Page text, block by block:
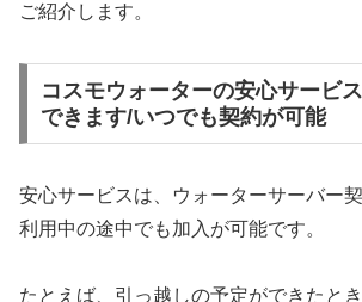
ご紹介します。
コスモウォーターの安心サービ
できます/いつでも契約が可能
安心サービスは、ウォーターサーバー
利用中の途中でも加入が可能です。
たとえば、引っ越しの予定ができたと